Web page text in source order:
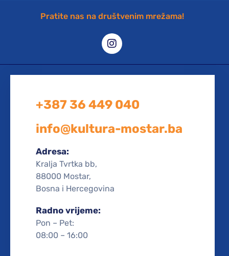
Pratite nas na društvenim mrežama!
+387 36 449 040
info@kultura-mostar.ba
Adresa:
Kralja Tvrtka bb,
88000 Mostar,
Bosna i Hercegovina
Radno vrijeme:
Pon – Pet:
08:00 – 16:00